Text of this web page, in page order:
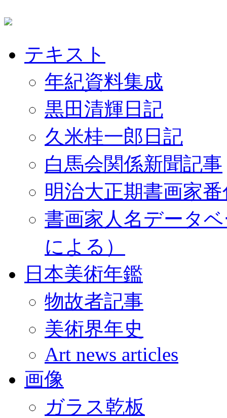
テキスト
年紀資料集成
黒田清輝日記
久米桂一郎日記
白馬会関係新聞記事
明治大正期書画家
書画家人名データ
による）
日本美術年鑑
物故者記事
美術界年史
Art news articles
画像
ガラス乾板